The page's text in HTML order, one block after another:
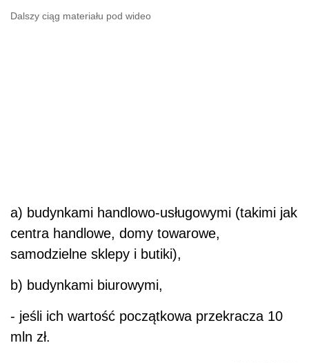
Dalszy ciąg materiału pod wideo
a) budynkami handlowo-usługowymi (takimi jak
centra handlowe, domy towarowe,
samodzielne sklepy i butiki),
b) budynkami biurowymi,
- jeśli ich wartość początkowa przekracza 10
mln zł.